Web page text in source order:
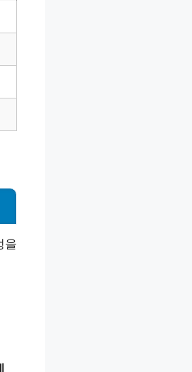
을